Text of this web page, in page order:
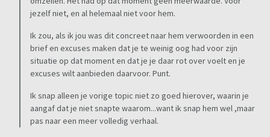
jezelf niet, en al helemaal niet voor hem.
Ik zou, als ik jou was dit concreet naar hem verwoorden in een
brief en excuses maken dat je te weinig oog had voor zijn
situatie op dat moment en dat je je daar rot over voelt en je
excuses wilt aanbieden daarvoor. Punt.
Ik snap alleen je vorige topic niet zo goed hierover, waarin je
aangaf dat je niet snapte waarom...want ik snap hem wel ,maar
pas naar een meer volledig verhaal.